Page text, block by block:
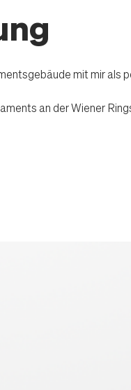
mit mir als
an der Wiener